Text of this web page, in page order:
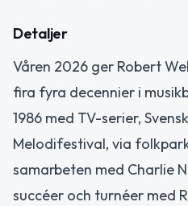
Detaljer
Våren 2026 ger Robert
fira fyra decennier i
1986 med TV-serier,
Melodifestival, via
samarbeten med Charlie
succéer och turnéer med